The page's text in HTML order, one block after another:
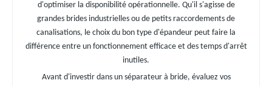
d'optimiser la disponibilité opérationnelle. Qu'il s'agisse de
grandes brides industrielles ou de petits raccordements de
canalisations, le choix du bon type d'épandeur peut faire la
différence entre un fonctionnement efficace et des temps d'arrêt
inutiles.
Avant d'investir dans un séparateur à bride, évaluez vos